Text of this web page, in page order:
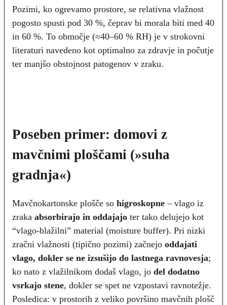
Pozimi, ko ogrevamo prostore, se relativna vlažnost
pogosto spusti pod 30 %, čeprav bi morala biti med 40
in 60 %. To območje (≈40–60 % RH) je v strokovni
literaturi navedeno kot optimalno za zdravje in počutje
ter manjšo obstojnost patogenov v zraku.
Poseben primer: domovi z
mavčnimi ploščami (»suha
gradnja«)
Mavčnokartonske plošče so higroskopne – vlago iz
zraka absorbirajo in oddajajo ter tako delujejo kot
“vlago-blažilni” material (moisture buffer). Pri nizki
zračni vlažnosti (tipično pozimi) začnejo oddajati
vlago, dokler se ne izsušijo do lastnega ravnovesja;
ko nato z vlažilnikom dodaš vlago, jo del dodatno
vsrkajo stene, dokler se spet ne vzpostavi ravnotežje.
Posledica: v prostorih z veliko površino mavčnih plošč